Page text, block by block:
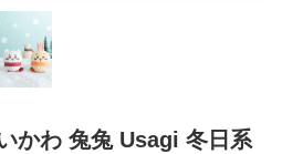
かわ 兔兔 Usagi 冬日系